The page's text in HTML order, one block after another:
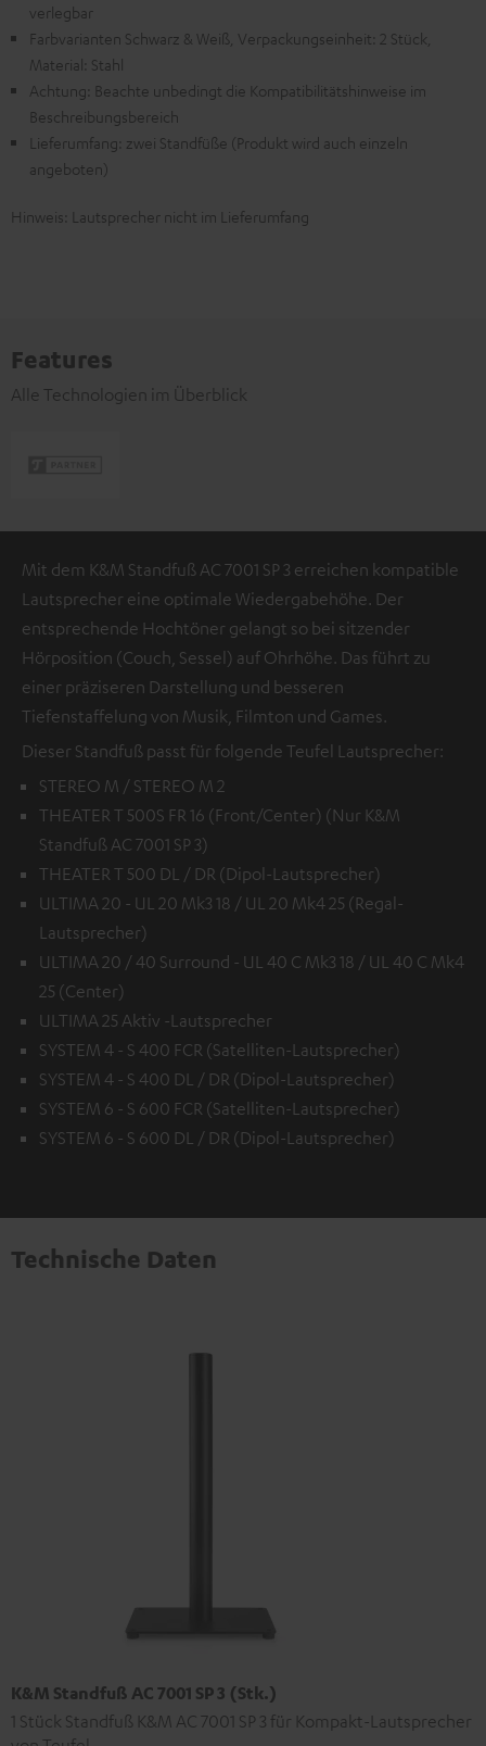
verlegbar
Farbvarianten Schwarz & Weiß, Verpackungseinheit: 2 Stück,
Material: Stahl
Achtung: Beachte unbedingt die Kompatibilitätshinweise im
Beschreibungsbereich
Lieferumfang: zwei Standfüße (Produkt wird auch einzeln
angeboten)
Hinweis: Lautsprecher nicht im Lieferumfang
Features
Alle Technologien im Überblick
Mit dem K&M Standfuß AC 7001 SP 3 erreichen kompatible
Lautsprecher eine optimale Wiedergabehöhe. Der
entsprechende Hochtöner gelangt so bei sitzender
Hörposition (Couch, Sessel) auf Ohrhöhe. Das führt zu
einer präziseren Darstellung und besseren
Tiefenstaffelung von Musik, Filmton und Games.
Dieser Standfuß passt für folgende Teufel Lautsprecher:
STEREO M / STEREO M 2
THEATER T 500S FR 16 (Front/Center) (Nur K&M
Standfuß AC 7001 SP 3)
THEATER T 500 DL / DR (Dipol-Lautsprecher)
ULTIMA 20 - UL 20 Mk3 18 / UL 20 Mk4 25 (Regal-
Lautsprecher)
ULTIMA 20 / 40 Surround - UL 40 C Mk3 18 / UL 40 C Mk4
25 (Center)
ULTIMA 25 Aktiv -Lautsprecher
SYSTEM 4 - S 400 FCR (Satelliten-Lautsprecher)
SYSTEM 4 - S 400 DL / DR (Dipol-Lautsprecher)
SYSTEM 6 - S 600 FCR (Satelliten-Lautsprecher)
SYSTEM 6 - S 600 DL / DR (Dipol-Lautsprecher)
Technische Daten
K&M Standfuß AC 7001 SP 3 (Stk.)
1 Stück Standfuß K&M AC 7001 SP 3 für Kompakt-Lautsprecher